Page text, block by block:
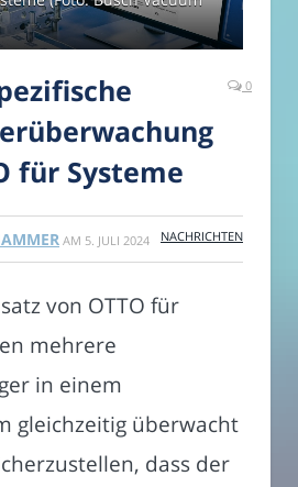
für Systeme
0
AM 5. JULI 2024 NACHRICHTEN
von OTTO für
mehrere
in einem
gleichzeitig überwacht
dass der